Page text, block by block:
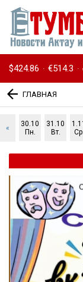
$424.86 · €514.3 ·
ГЛАВНАЯ
«
30.10
Пн.
31.10
Вт.
Ср.